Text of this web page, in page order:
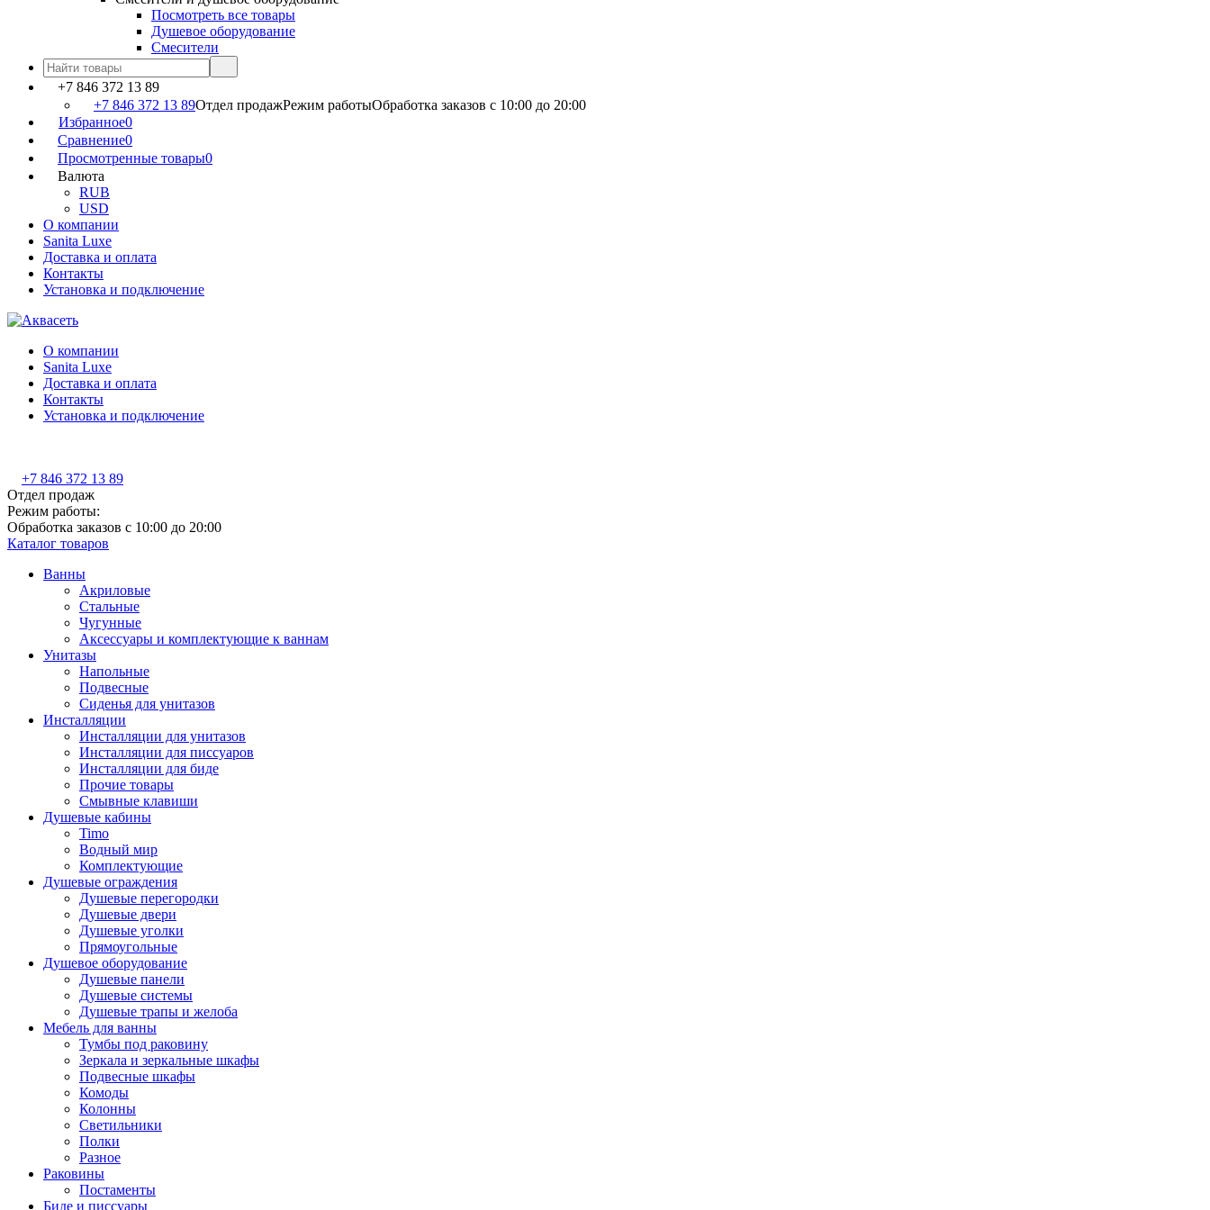
Посмотреть все товары
Душевое оборудование
Смесители
+7 846 372 13 89
+7 846 372 13 89Отдел продажРежим работыОбработка заказов с 10:00 до 20:00
Избранное0
Сравнение0
Просмотренные товары0
Валюта
RUB
USD
О компании
Sanita Luxe
Доставка и оплата
Контакты
Установка и подключение
О компании
Sanita Luxe
Доставка и оплата
Контакты
Установка и подключение
+7 846 372 13 89
Отдел продаж
Режим работы:
Обработка заказов с 10:00 до 20:00
Каталог товаров
Ванны
Акриловые
Стальные
Чугунные
Аксессуары и комплектующие к ваннам
Унитазы
Напольные
Подвесные
Сиденья для унитазов
Инсталляции
Инсталляции для унитазов
Инсталляции для писсуаров
Инсталляции для биде
Прочие товары
Смывные клавиши
Душевые кабины
Timo
Водный мир
Комплектующие
Душевые ограждения
Душевые перегородки
Душевые двери
Душевые уголки
Прямоугольные
Душевое оборудование
Душевые панели
Душевые системы
Душевые трапы и желоба
Мебель для ванны
Тумбы под раковину
Зеркала и зеркальные шкафы
Подвесные шкафы
Комоды
Колонны
Светильники
Полки
Разное
Раковины
Постаменты
Биде и писсуары